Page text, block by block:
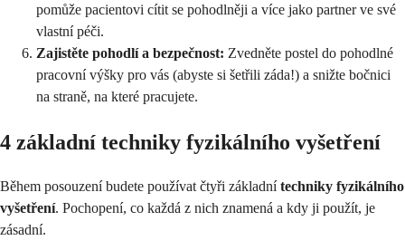
pomůže pacientovi cítit se pohodlněji a více jako partner ve své
vlastní péči.
Zajistěte pohodlí a bezpečnost: Zvedněte postel do pohodlné
pracovní výšky pro vás (abyste si šetřili záda!) a snižte bočnici
na straně, na které pracujete.
4 základní techniky fyzikálního vyšetření
Během posouzení budete používat čtyři základnítechniky fyzikálního
vyšetření. Pochopení, co každá z nich znamená a kdy ji použít, je
zásadní.